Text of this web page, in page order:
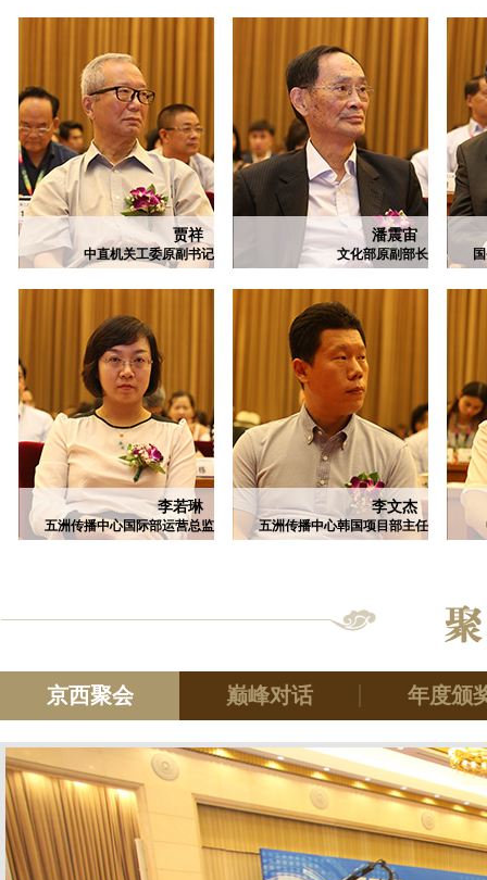
贾祥
中直机关工委原副书记
潘震宙
文化部原副部长
李若琳
五洲传播中心国际部运营总监
李文杰
五洲传播中心韩国项目部主任
京西聚会 巅峰对话 年度颁